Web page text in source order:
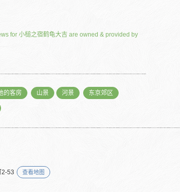
for 小槌之宿鹤龟大吉 are owned & provided by
的客房 山景 河景 东京郊区
2-53 查看地图